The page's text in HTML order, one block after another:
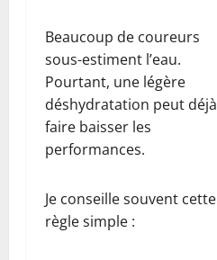
Beaucoup de coureurs
sous-estiment l’eau.
Pourtant, une légère
déshydratation peut déjà
faire baisser les
performances.
Je conseille souvent cette
règle simple :